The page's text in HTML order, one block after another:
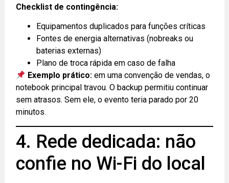
Checklist de contingência:
Equipamentos duplicados para funções críticas
Fontes de energia alternativas (nobreaks ou
baterias externas)
Plano de troca rápida em caso de falha
Exemplo prático:em uma convenção de vendas, o
notebook principal travou. O backup permitiu continuar
sem atrasos. Sem ele, o evento teria parado por 20
minutos.
4. Rede dedicada: não
confie no Wi-Fi do local